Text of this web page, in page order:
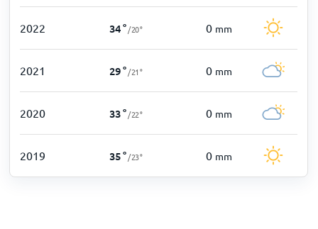
2022 34° /20° 0 mm
2021 29° /21° 0 mm
2020 33° /22° 0 mm
2019 35° /23° 0 mm